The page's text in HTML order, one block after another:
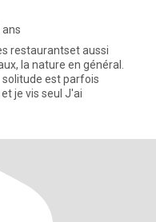
restaurantset aussi
la nature en général.
est parfois
je vis seul J'ai